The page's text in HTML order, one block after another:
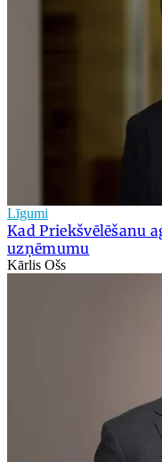
Līgumi
Kad Priekšvēlēšanu
uzņēmumu
Kārlis Ošs